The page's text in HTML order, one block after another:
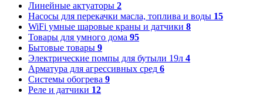
Линейные актуаторы 2
Насосы для перекачки масла, топлива и воды 15
WiFi умные шаровые краны и датчики 8
Товары для умного дома 95
Бытовые товары 9
Электрические помпы для бутыли 19л 4
Арматура для агрессивных сред 6
Системы обогрева 9
Реле и датчики 12